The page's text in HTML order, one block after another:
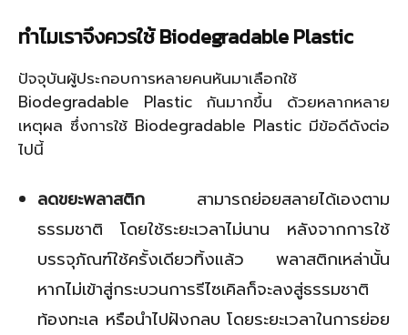
ทำไมเราจึงควรใช้ Biodegradable Plastic
ปัจจุบันผู้ประกอบการหลายคนหันมาเลือกใช้
Biodegradable Plastic กันมากขึ้น ด้วยหลากหลาย
เหตุผล ซึ่งการใช้ Biodegradable Plastic มีข้อดีดังต่อ
ไปนี้
ลดขยะพลาสติก สามารถย่อยสลายได้เองตาม
ธรรมชาติ โดยใช้ระยะเวลาไม่นาน หลังจากการใช้
บรรจุภัณฑ์ใช้ครั้งเดียวทิ้งแล้ว พลาสติกเหล่านั้น
หากไม่เข้าสู่กระบวนการรีไซเคิลก็จะลงสู่ธรรมชาติ
ท้องทะเล หรือนำไปฝังกลบ โดยระยะเวลาในการย่อย